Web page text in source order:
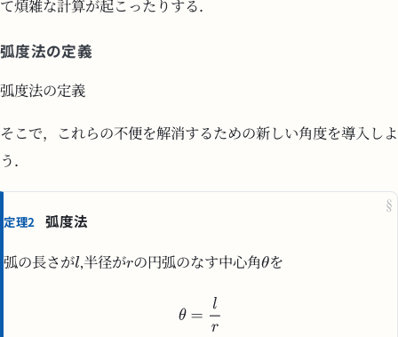
て煩雑な計算が起こったりする．
弧度法の定義
弧度法の定義
そこで，これらの不便を解消するための新しい角度を導入しよ
う．
§
定理2 弧度法
弧の長さが ,半径が の円弧のなす中心角 を